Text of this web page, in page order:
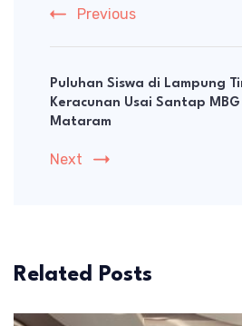
Previous
Puluhan Siswa di Lampung
Keracunan Usai Santap
Mataram
Next
Related Posts